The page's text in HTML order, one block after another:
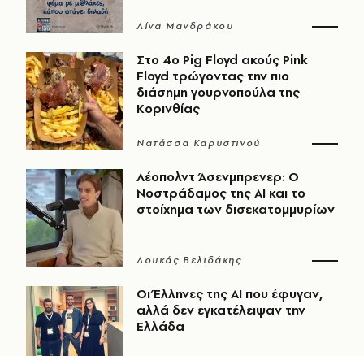
Λίνα Μανδράκου
Στο 4ο Pig Floyd ακούς Pink
Floyd τρώγοντας την πιο
διάσημη γουρνοπούλα της
Κορινθίας
Νατάσσα Καρυστινού
Λέοπολντ Άσενμπρενερ: Ο
Νοστράδαμος της AI και το
στοίχημα των δισεκατομμυρίων
Λουκάς Βελιδάκης
Οι Έλληνες της ΑΙ που έφυγαν,
αλλά δεν εγκατέλειψαν την
Ελλάδα